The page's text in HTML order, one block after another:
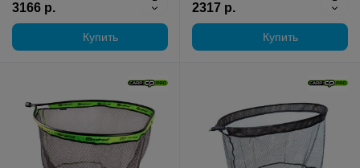
3166 р.
Купить
2317 р.
Купить